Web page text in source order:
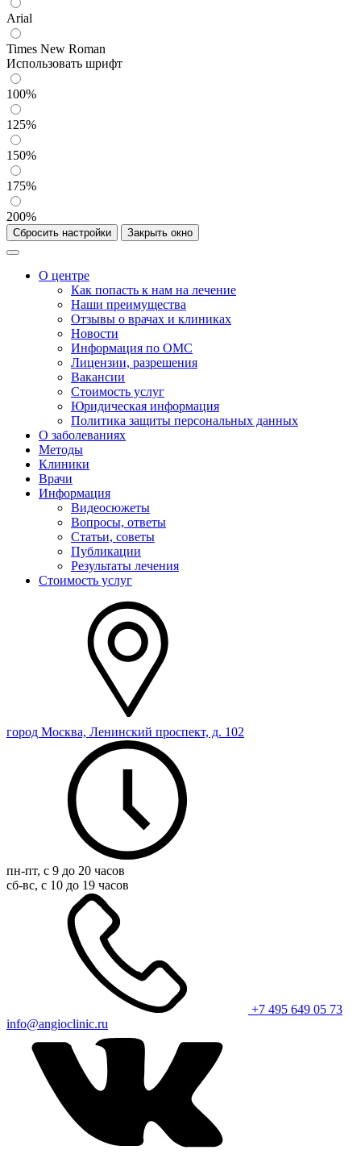
Arial
Times New Roman
Использовать шрифт
100%
125%
150%
175%
200%
Сбросить настройки Закрыть окно
О центре
Как попасть к нам на лечение
Наши преимущества
Отзывы о врачах и клиниках
Новости
Информация по ОМС
Лицензии, разрешения
Вакансии
Стоимость услуг
Юридическая информация
Политика защиты персональных данных
О заболеваниях
Методы
Клиники
Врачи
Информация
Видеосюжеты
Вопросы, ответы
Статьи, советы
Публикации
Результаты лечения
Стоимость услуг
город Москва, Ленинский проспект, д. 102
пн-пт, с 9 до 20 часов
сб-вс, с 10 до 19 часов
+7 495 649 05 73
info@angioclinic.ru